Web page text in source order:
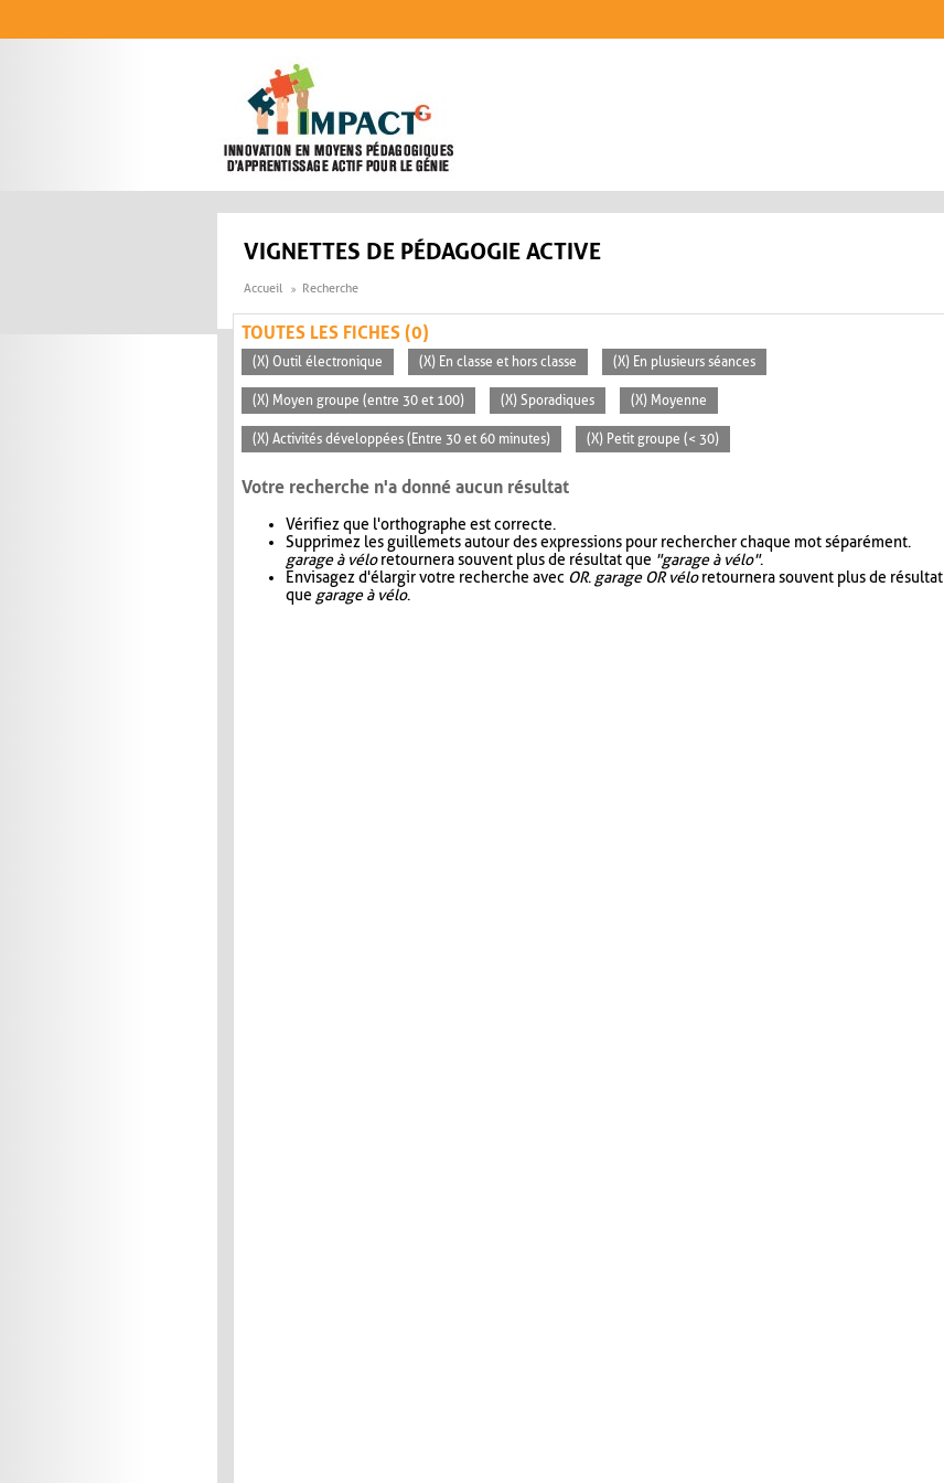
VIGNETTES DE PÉDAGOGIE ACTIVE
Accueil Recherche
TOUTES LES FICHES (0)
(X) Outil électronique (X) En classe et hors classe (X) En plusieurs séances
(X) Moyen groupe (entre 30 et 100) (X) Sporadiques (X) Moyenne
(X) Activités développées (Entre 30 et 60 minutes) (X) Petit groupe (< 30)
Votre recherche n'a donné aucun résultat
Vérifiez que l'orthographe est correcte.
Supprimez les guillemets autour des expressions pour rechercher chaque mot séparément.
garage à véloretournera souvent plus de résultat que "garage à vélo".
Envisagez d'élargir votre recherche avec OR. garage OR véloretournera souvent plus de résultat
que garage à vélo.